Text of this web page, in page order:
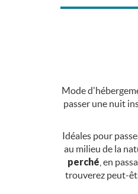
Mode
passer une nuit
Idéales pour
au milieu de la
perché , en
trouverez peut-